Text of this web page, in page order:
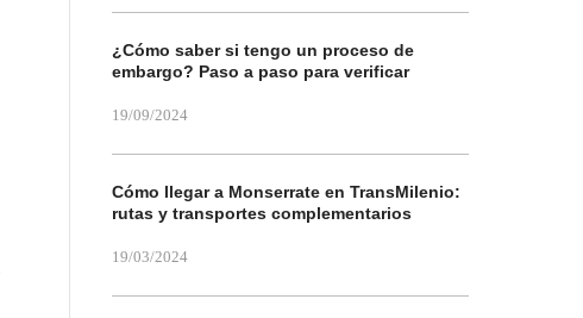
¿Cómo saber si tengo un proceso de
embargo? Paso a paso para verificar
19/09/2024
Cómo llegar a Monserrate en TransMilenio:
rutas y transportes complementarios
19/03/2024